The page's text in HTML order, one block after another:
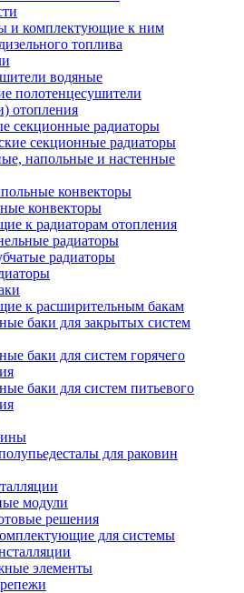
и комплектующие к ним
топлива
водяные
полотенцесушители
отопления
секционные радиаторы
секционные радиаторы
напольные и настенные
конвекторы
конвекторы
к радиаторам отопления
радиаторы
радиаторы
к расширительным бакам
баки для закрытых систем
баки для систем горячего
баки для систем питьевого
для раковин
модули
решения
для системы
элементы